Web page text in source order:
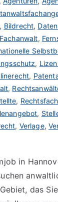
, Bildrecht,
Fachanwalt,
,
,
,
,
,
, Verlage,
in
das